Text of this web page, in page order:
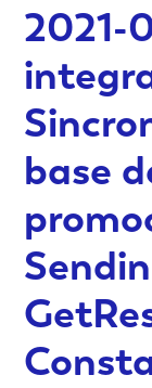
Participantes y
Publicación y
Integraciones
2021-
base